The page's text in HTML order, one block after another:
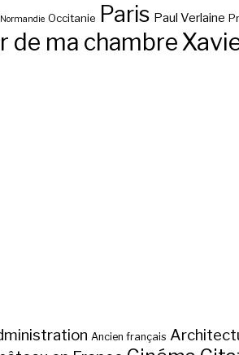
Normandie Occitanie Paris Paul Verlaine
de ma chambre
Ancien français